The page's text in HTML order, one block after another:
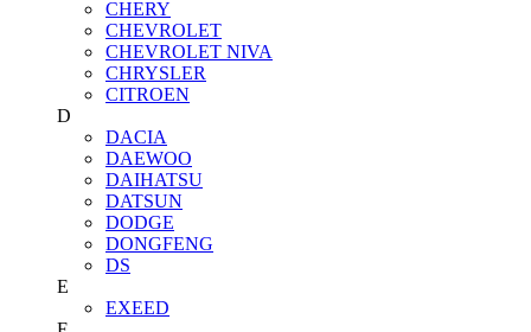
CHERY
CHEVROLET
CHEVROLET NIVA
CHRYSLER
CITROEN
D
DACIA
DAEWOO
DAIHATSU
DATSUN
DODGE
DONGFENG
DS
E
EXEED